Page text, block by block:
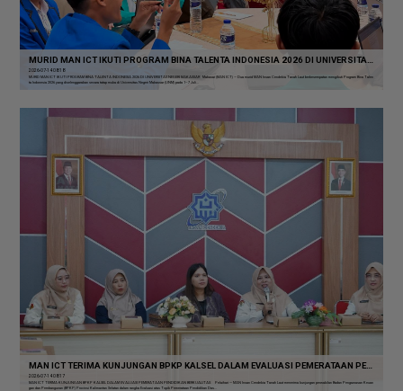
2026-07-14 08:18
MURID MAN ICT IKUTI PROGRAM BINA TALENTA INDONESIA 2026 DI UNIVERSITAS NEGERI MAKASSAR Makasar (MAN ICT) — Dua murid MAN Insan Cendekia Tanah Laut berkesempatan mengikuti Program Bina Talen
ta Indonesia 2026 yang diselenggarakan secara tatap muka di Universitas Negeri Makassar (UNM) pada 1–7 Juli...
MAN ICT TERIMA KUNJUNGAN BPKP KALSEL DALAM EVALUASI PEMERATAAN PENDIDIKAN BERKUALITAS
2026-07-14 08:17
MAN ICT TERIMA KUNJUNGAN BPKP KALSEL DALAM EVALUASI PEMERATAAN PENDIDIKAN BERKUALITAS Pelaihari — MAN Insan Cendekia Tanah Laut menerima kunjungan perwakilan Badan Pengawasan Keuan
gan dan Pembangunan (BPKP) Provinsi Kalimantan Selatan dalam rangka Evaluasi atas Topik Pemerataan Pendidikan Das...